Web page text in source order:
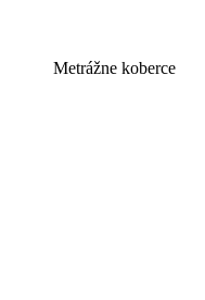
Metrážne koberce